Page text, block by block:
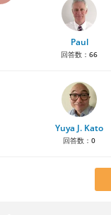
Paul
回答数： 66
Yuya J. Kato
回答数： 0